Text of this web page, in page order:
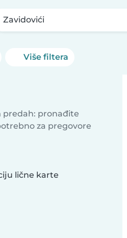
Zavidovići
Više filtera
predah: pronađite
za pregovore
lične karte